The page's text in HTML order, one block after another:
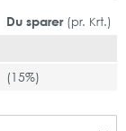
Du sparer (pr. Krt.)
(15%)